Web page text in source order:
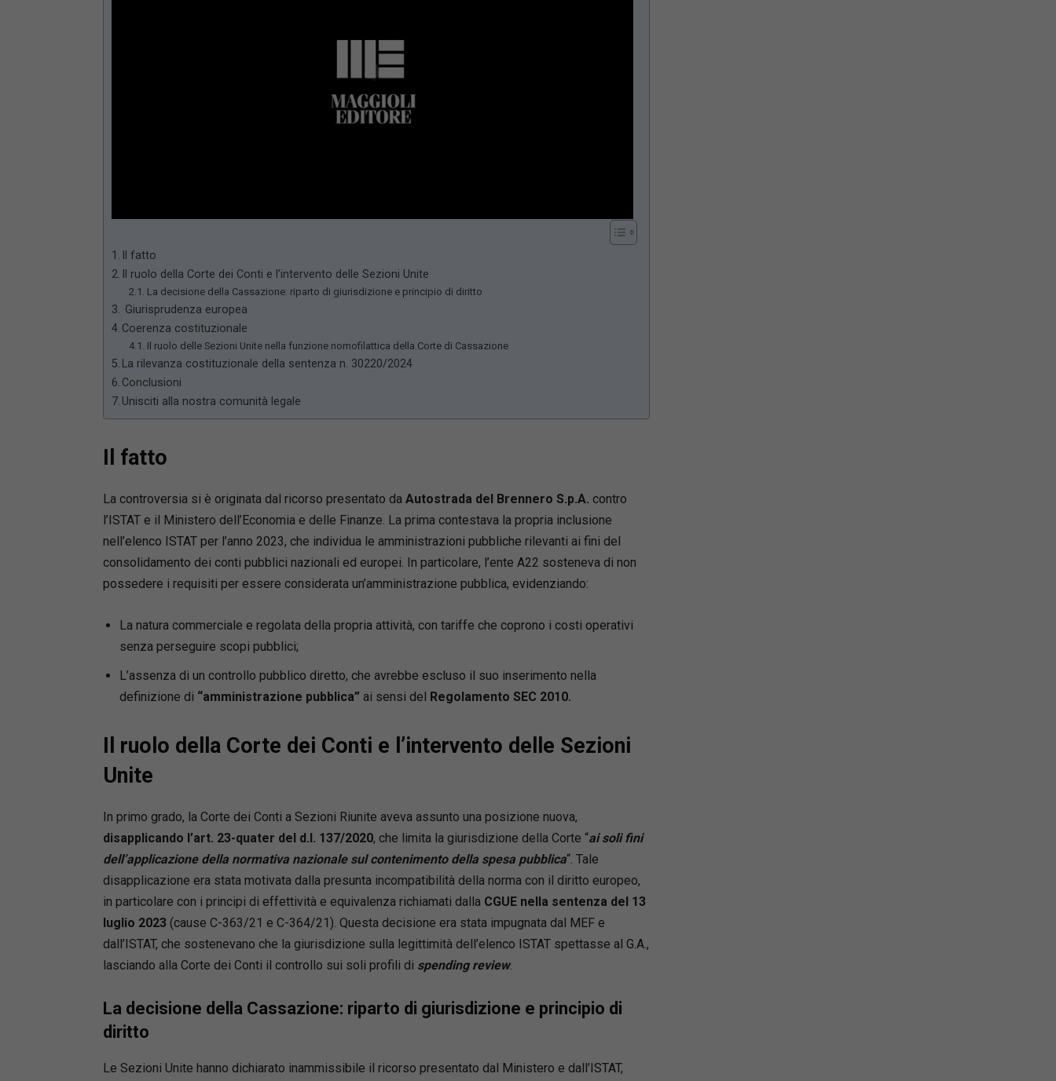
66.17%
Il fatto
Il ruolo della Corte dei Conti e l’intervento delle Sezioni Unite
La decisione della Cassazione: riparto di giurisdizione e principio di diritto
Giurisprudenza europea
Coerenza costituzionale
Il ruolo delle Sezioni Unite nella funzione nomofilattica della Corte di Cassazione
La rilevanza costituzionale della sentenza n. 30220/2024
Conclusioni
Unisciti alla nostra comunità legale
Il fatto
La controversia si è originata dal ricorso presentato da Autostrada del Brennero S.p.A. contro
l’ISTAT e il Ministero dell’Economia e delle Finanze. La prima contestava la propria inclusione
nell’elenco ISTAT per l’anno 2023, che individua le amministrazioni pubbliche rilevanti ai fini del
consolidamento dei conti pubblici nazionali ed europei. In particolare, l’ente A22 sosteneva di non
possedere i requisiti per essere considerata un’amministrazione pubblica, evidenziando:
La natura commerciale e regolata della propria attività, con tariffe che coprono i costi operativi
senza perseguire scopi pubblici;
L’assenza di un controllo pubblico diretto, che avrebbe escluso il suo inserimento nella
definizione di “amministrazione pubblica” ai sensi del Regolamento SEC 2010.
Il ruolo della Corte dei Conti e l’intervento delle Sezioni
Unite
In primo grado, la Corte dei Conti a Sezioni Riunite aveva assunto una posizione nuova,
disapplicando l’art. 23-quater del d.l. 137/2020, che limita la giurisdizione della Corte “ai soli fini
dell’applicazione della normativa nazionale sul contenimento della spesa pubblica“. Tale
disapplicazione era stata motivata dalla presunta incompatibilità della norma con il diritto europeo,
in particolare con i principi di effettività e equivalenza richiamati dalla CGUE nella sentenza del 13
luglio 2023 (cause C-363/21 e C-364/21). Questa decisione era stata impugnata dal MEF e
dall’ISTAT, che sostenevano che la giurisdizione sulla legittimità dell’elenco ISTAT spettasse al G.A.,
lasciando alla Corte dei Conti il controllo sui soli profili di spending review.
La decisione della Cassazione: riparto di giurisdizione e principio di
diritto
Le Sezioni Unite hanno dichiarato inammissibile il ricorso presentato dal Ministero e dall’ISTAT,